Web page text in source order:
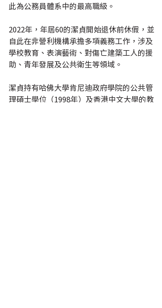
此為公務員體系中的最高職級。
2022年，年屆60的潔貞開始退休前休假，並
自此在非營利機構承擔多項義務工作，涉及
學校教育、表演藝術、對傷亡建築工人的援
助、青年發展及公共衛生等領域。
潔貞持有哈佛大學肯尼迪政府學院的公共管
理碩士學位（1998年）及香港中文大學的教